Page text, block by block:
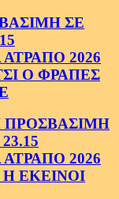
ΣΕ
2026
Ο ΦΡΑΠΕΣ
ΠΡΟΣΒΑΣΙΜΗ
2026
ΕΚΕΙΝΟΙ